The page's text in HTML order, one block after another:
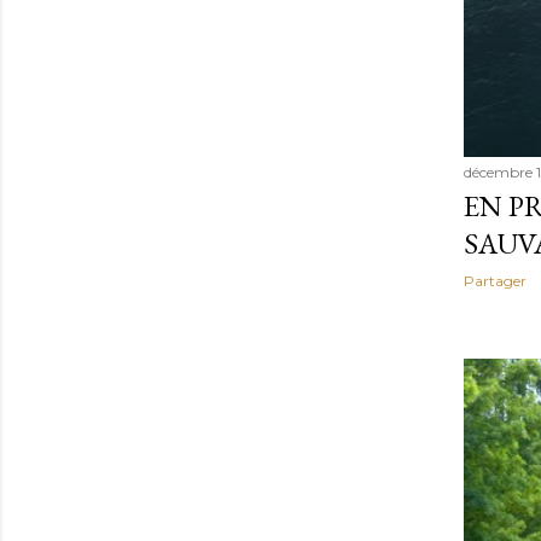
c
l
e
s
décembre
EN
Partager